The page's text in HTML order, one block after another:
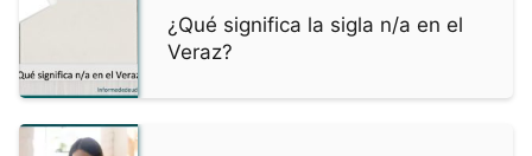
¿Qué significa la sigla n/a en el
Veraz?